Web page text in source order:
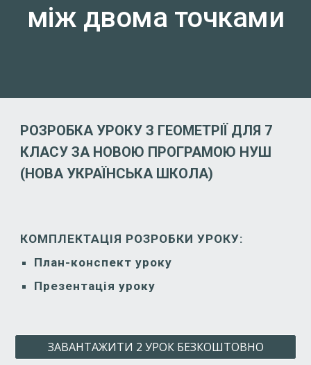
між двома точками
РОЗРОБКА УРОКУ З ГЕОМЕТРІЇ ДЛЯ 7
КЛАСУ ЗА НОВОЮ ПРОГРАМОЮ НУШ
(НОВА УКРАЇНСЬКА ШКОЛА)
КОМПЛЕКТАЦІЯ РОЗРОБКИ УРОКУ:
План-конспект уроку
Презентація уроку
ЗАВАНТАЖИТИ 2 УРОК БЕЗКОШТОВНО